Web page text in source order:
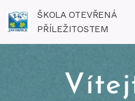
ŠKOLA OTEVŘENÁ
PŘÍLEŽITOSTEM